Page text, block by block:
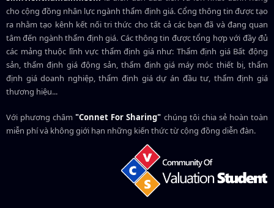
cho cộng đồng nhân lực ngànhthẩm định giá. Cổng thông tin được tạo
ra nhằm tạo kênh kết nối tri thức cho tất cả các bạn đã và đang quan
tâm đến ngành thẩm định giá. Các thông tin được tổng hợp với đầy đủ
các mảng thuộc lĩnh vực thẩm định giá như: Thẩm định giá Bất động
sản, thẩm định giá động sản, thẩm định giá máy móc thiết bị, thẩm
định giá doanh nghiệp, thẩm định giá dự án đầu tư, thẩm định giá
thương hiệu...
Với phương châm"Connet For Sharing" chúng tôi chia sẻ hoàn toàn
miễn phí và không giới hạn những kiến thức từ cộng đồng diễn đàn.